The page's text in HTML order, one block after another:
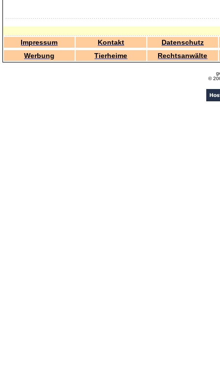
Impressum Kontakt
Datenschutz
Werbung
Tierheime Rechtsanwälte
©